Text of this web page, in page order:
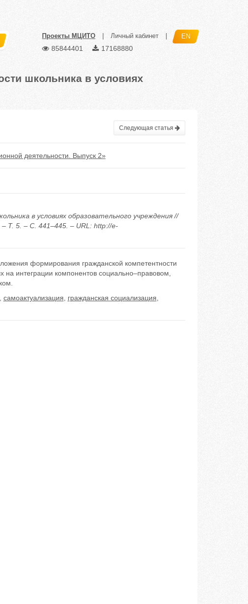
Проекты МЦИТО Личный кабинет EN
85844401 17168880
школьника в условиях
Следующая статья
деятельности. Выпуск 2»
в условиях образовательного учреждения //
Т. 5. – С. 441–445. – URL: http://e-
формирования гражданской компетентности
на интеграции компонентов социально–правовом,
самоактуализация гражданская социализация